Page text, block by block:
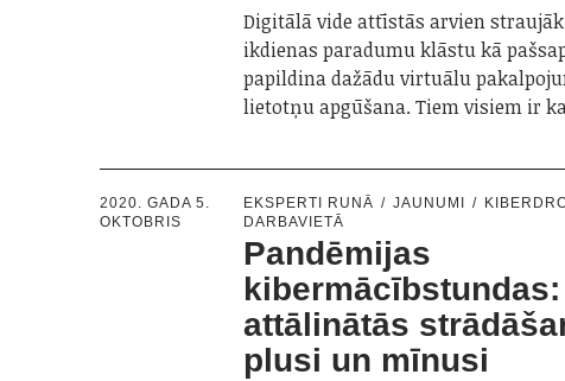
Digitālā vide attīstās arvien
ikdienas paradumu klāstu kā
papildina dažādu virtuālu
lietotņu apgūšana. Tiem visiem ir
2020. GADA 5.
OKTOBRIS
EKSPERTI RUNĀ JAUNUMI
DARBAVIETĀ
Pandēmijas
kibermācībstundas:
attālinātās
plusi un mīnusi